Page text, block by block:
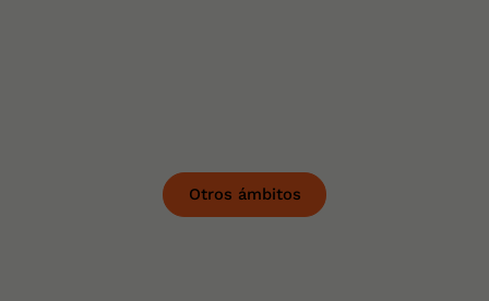
Otros ámbitos